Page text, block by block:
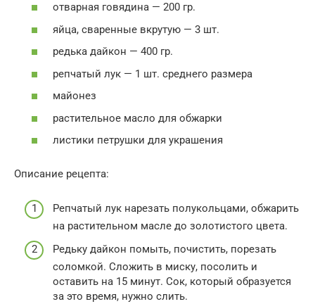
отварная говядина — 200 гр.
яйца, сваренные вкрутую — 3 шт.
редька дайкон — 400 гр.
репчатый лук — 1 шт. среднего размера
майонез
растительное масло для обжарки
листики петрушки для украшения
Описание рецепта:
Репчатый лук нарезать полукольцами, обжарить
на растительном масле до золотистого цвета.
Редьку дайкон помыть, почистить, порезать
соломкой. Сложить в миску, посолить и
оставить на 15 минут. Сок, который образуется
за это время, нужно слить.